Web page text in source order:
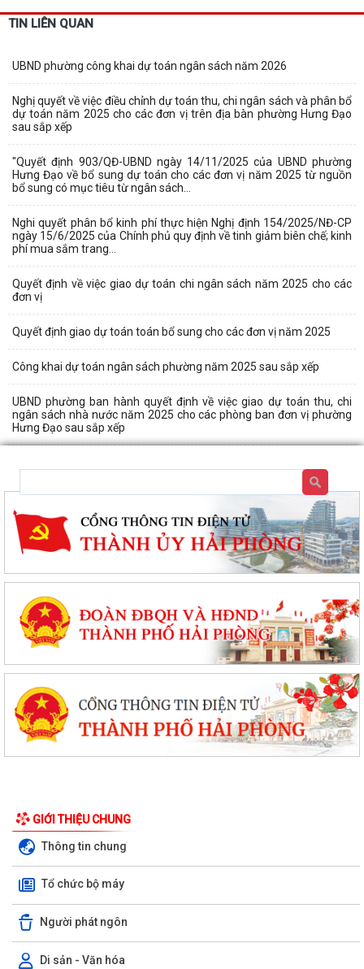
TIN LIÊN QUAN
UBND phường công khai dự toán ngân sách năm 2026
Nghị quyết về việc điều chỉnh dự toán thu, chi ngân sách và phân bổ
dự toán năm 2025 cho các đơn vị trên địa bàn phường Hưng Đạo
sau sắp xếp
"Quyết định 903/QĐ-UBND ngày 14/11/2025 của UBND phường
Hưng Đạo về bổ sung dự toán cho các đơn vị năm 2025 từ nguồn
bổ sung có mục tiêu từ ngân sách...
Nghi quyết phân bổ kinh phí thực hiện Nghị định 154/2025/NĐ-CP
ngày 15/6/2025 của Chính phủ quy định về tinh giảm biên chế; kinh
phí mua sắm trang...
Quyết định về việc giao dự toán chi ngân sách năm 2025 cho các
đơn vị
Quyết định giao dự toán toán bổ sung cho các đơn vị năm 2025
Công khai dự toán ngân sách phường năm 2025 sau sắp xếp
UBND phường ban hành quyết định về việc giao dự toán thu, chi
ngân sách nhà nước năm 2025 cho các phòng ban đơn vị phường
Hưng Đạo sau sắp xếp
GIỚI THIỆU CHUNG
Thông tin chung
Tổ chức bộ máy
Người phát ngôn
Di sản - Văn hóa